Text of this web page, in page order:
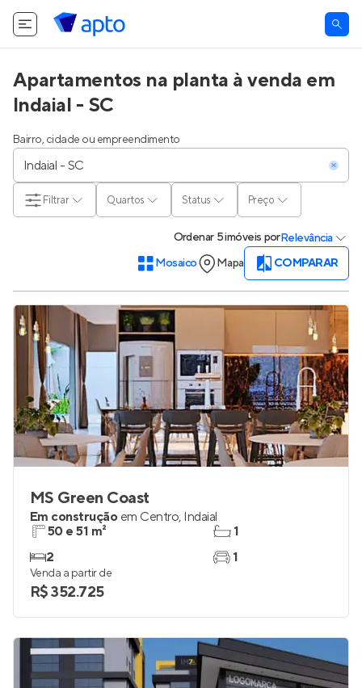
Apartamentos na planta à venda em
Indaial - SC
Bairro, cidade ou empreendimento
Quartos Status Preço
Filtrar
Ordenar 5 imóveis porRelevância
Mosaico
Mapa COMPARAR
MS Green Coast
Em construção em Centro, Indaial
50 e 51 m²
2
1
1
Venda a partir de
R$ 352.725